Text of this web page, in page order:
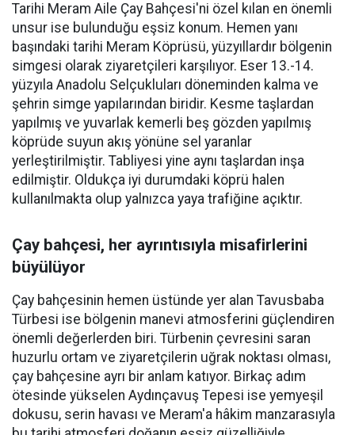
Tarihi Meram Aile Çay Bahçesi'ni özel kılan en önemli
unsur ise bulunduğu eşsiz konum. Hemen yanı
başındaki tarihi Meram Köprüsü, yüzyıllardır bölgenin
simgesi olarak ziyaretçileri karşılıyor. Eser 13.-14.
yüzyıla Anadolu Selçukluları döneminden kalma ve
şehrin simge yapılarından biridir. Kesme taşlardan
yapılmış ve yuvarlak kemerli beş gözden yapılmış
köprüde suyun akış yönüne sel yaranlar
yerleştirilmiştir. Tabliyesi yine aynı taşlardan inşa
edilmiştir. Oldukça iyi durumdaki köprü halen
kullanılmakta olup yalnızca yaya trafiğine açıktır.
Çay bahçesi, her ayrıntısıyla misafirlerini
büyülüyor
Çay bahçesinin hemen üstünde yer alan Tavusbaba
Türbesi ise bölgenin manevi atmosferini güçlendiren
önemli değerlerden biri. Türbenin çevresini saran
huzurlu ortam ve ziyaretçilerin uğrak noktası olması,
çay bahçesine ayrı bir anlam katıyor. Birkaç adım
ötesinde yükselen Aydınçavuş Tepesi ise yemyeşil
dokusu, serin havası ve Meram'a hâkim manzarasıyla